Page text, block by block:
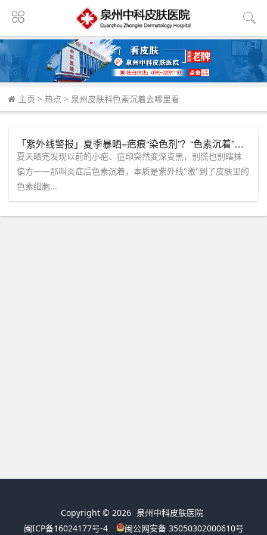
主页 > 热点 > 泉州皮肤科色素沉着去哪里看
「紫外线警报」夏季暴晒=疤痕“染色剂”？“色素沉着”如何破局？（泉州中科皮肤医院）| 晒后修复与疤痕淡化的黄金法则
夏天晒完发现以前的小疤、痘印突然变深变黑，别慌也别瞎抹
偏方——那叫炎症后色素沉着，本质是紫外线"激"到了皮肤里的
色素细胞...
Copyright © 2026 泉州中科皮肤医院
闽ICP备16024177号-4
闽公网安备 35050302000610号